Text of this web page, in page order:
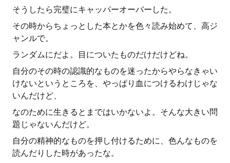
そうしたら完璧にキャッパーオーバーした。
その時からちょっとした本とかを色々読み始めて、高ジ
ャンルで。
ランダムにだよ。目についたものだけだけどね。
自分のその時の認識的なものを迷ったからやらなきゃい
けないというところを、やっぱり血につけるわけじゃな
いんだけど、
なのために生きるとまではいかないよ。そんな大きい問
題じゃないんだけど。
自分の精神的なものを押し付けるために、色んなものを
読んだりした時があったな。